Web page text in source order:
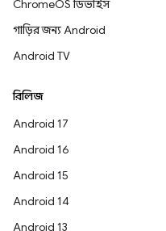
ChromeOS ডিভাইস
গাড়ির জন্য Android
Android TV
রিলিজ
Android 17
Android 16
Android 15
Android 14
Android 13